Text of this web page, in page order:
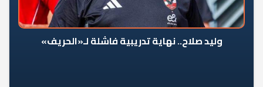
وليد صلاح.. نهاية تدريبية فاشلة لـ«الحريف»